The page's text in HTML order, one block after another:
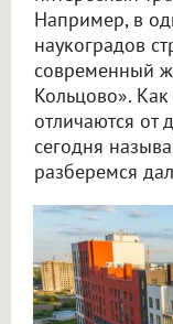
Например, в
наукоградов
современный
Кольцово».
отличаются от
сегодня
разберемся